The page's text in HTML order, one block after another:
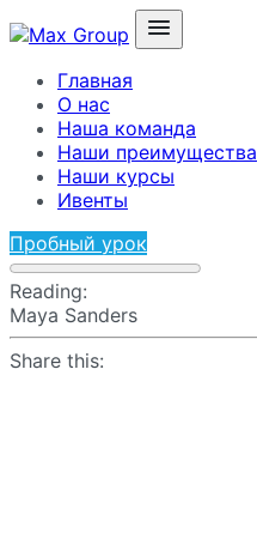
Главная
О нас
Наша команда
Наши преимущества
Наши курсы
Ивенты
Пробный урок
Reading:
Maya Sanders
Share this: